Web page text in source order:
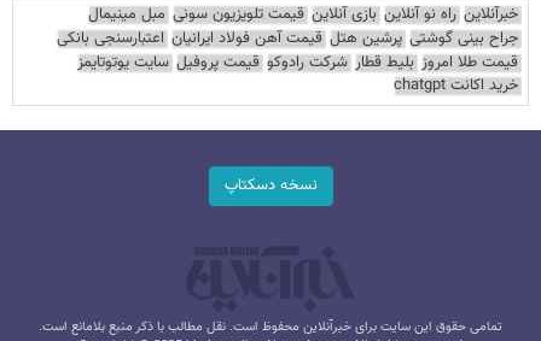
خبرآنلاین راه نو آنلاین بازی آنلاین قیمت تلویزیون سونی مبل مینیمال
جراح بینی گوشتی پرشین هتل قیمت آهن فولاد ایرانیان اعتبارسنجی بانکی
قیمت طلا امروز بلیط قطار شرکت رادوکو قیمت پروفیل سایت یوتوتایمز
خرید اکانت chatgpt
نسخه دسکتاپ
تمامی حقوق این سایت برای خبرآنلاین محفوظ است. نقل مطالب با ذکر منبع بلامانع است.